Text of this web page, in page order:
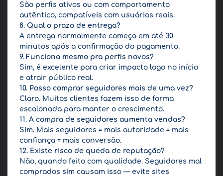
São perfis ativos ou com comportamento
autêntico, compatíveis com usuários reais.
8. Qual o prazo de entrega?
A entrega normalmente começa em até 30
minutos após a confirmação do pagamento.
9. Funciona mesmo pra perfis novos?
Sim, é excelente para criar impacto logo no início
e atrair público real.
10. Posso comprar seguidores mais de uma vez?
Claro. Muitos clientes fazem isso de forma
escalonada para manter o crescimento.
11. A compra de seguidores aumenta vendas?
Sim. Mais seguidores = mais autoridade = mais
confiança = mais conversão.
12. Existe risco de queda de reputação?
Não, quando feito com qualidade. Seguidores mal
comprados sim causam isso — evite sites